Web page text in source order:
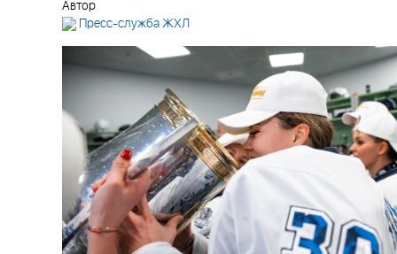
Автор
Пресс-служба ЖХЛ